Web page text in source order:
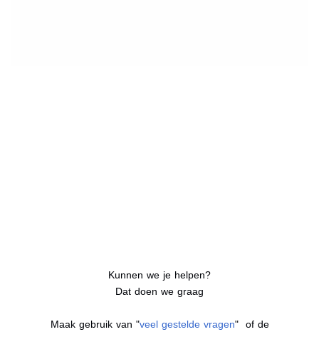
Kunnen we je helpen?
Dat doen we graag
Maak gebruik van "veel gestelde vragen" of de